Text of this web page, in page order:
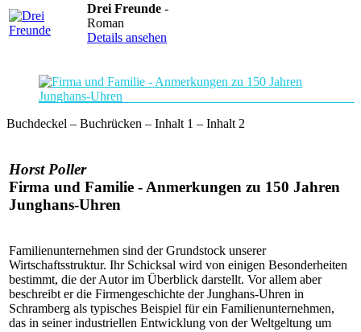
Drei Freunde -
Roman
Details ansehen
Buchdeckel – Buchrücken – Inhalt 1 – Inhalt 2
Horst Poller
Firma und Familie - Anmerkungen zu 150 Jahren
Junghans-Uhren
Familienunternehmen sind der Grundstock unserer
Wirtschaftsstruktur. Ihr Schicksal wird von einigen Besonderheiten
bestimmt, die der Autor im Überblick darstellt. Vor allem aber
beschreibt er die Firmengeschichte der Junghans-Uhren in
Schramberg als typisches Beispiel für ein Familienunternehmen,
das in seiner industriellen Entwicklung von der Weltgeltung um